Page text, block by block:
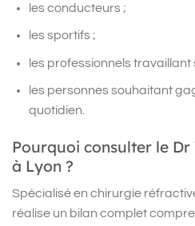
les conducteurs ;
les sportifs ;
les professionnels travaillant
les personnes souhaitant
quotidien.
Pourquoi consulter le
à Lyon ?
Spécialisé en chirurgie
réalise un bilan complet